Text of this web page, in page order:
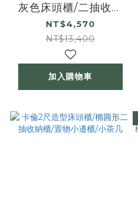
灰色床頭櫃/二抽收納
櫃/置物小邊櫃/小茶几
NT$4,570
NT$13,400
加入購物車